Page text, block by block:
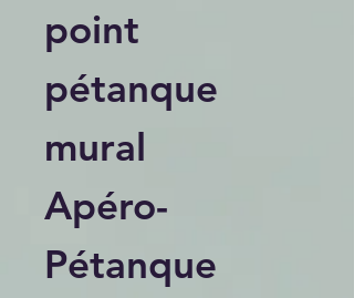
point
pétanque
mural
Apéro-
Pétanque